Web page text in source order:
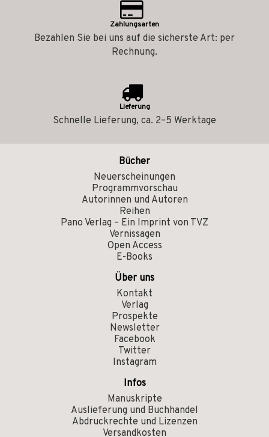
Zahlungsarten
Bezahlen Sie bei uns auf die sicherste Art: per
Rechnung.
Lieferung
Schnelle Lieferung, ca. 2–5 Werktage
Bücher
Neuerscheinungen
Programmvorschau
Autorinnen und Autoren
Reihen
Pano Verlag – Ein Imprint von TVZ
Vernissagen
Open Access
E-Books
Über uns
Kontakt
Verlag
Prospekte
Newsletter
Facebook
Twitter
Instagram
Infos
Manuskripte
Auslieferung und Buchhandel
Abdruckrechte und Lizenzen
Versandkosten